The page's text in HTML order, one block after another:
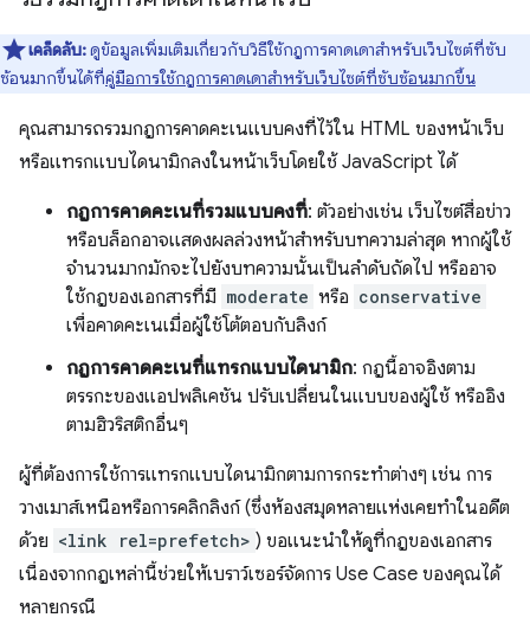
เคล็ดลับ:ดูข้อมูลเพิ่มเติมเกี่ยวกับวิธีใช้กฎการคาดเดาสำหรับเว็บไซต์ที่ซับ
ซ้อนมากขึ้นได้ที่คู่มือการใช้กฎการคาดเดาสำหรับเว็บไซต์ที่ซับซ้อนมากขึ้น
คุณสามารถรวมกฎการคาดคะเนแบบคงที่ไว้ใน HTML ของหน้าเว็บ
หรือแทรกแบบไดนามิกลงในหน้าเว็บโดยใช้ JavaScript ได้
กฎการคาดคะเนที่รวมแบบคงที่: ตัวอย่างเช่น เว็บไซต์สื่อข่าว
หรือบล็อกอาจแสดงผลล่วงหน้าสำหรับบทความล่าสุด หากผู้ใช้
จำนวนมากมักจะไปยังบทความนั้นเป็นลำดับถัดไป หรืออาจ
ใช้กฎของเอกสารที่มี moderate หรือ conservative
เพื่อคาดคะเนเมื่อผู้ใช้โต้ตอบกับลิงก์
กฎการคาดคะเนที่แทรกแบบไดนามิก: กฎนี้อาจอิงตาม
ตรรกะของแอปพลิเคชัน ปรับเปลี่ยนในแบบของผู้ใช้ หรืออิง
ตามฮิวริสติกอื่นๆ
ผู้ที่ต้องการใช้การแทรกแบบไดนามิกตามการกระทำต่างๆ เช่น การ
วางเมาส์เหนือหรือการคลิกลิงก์ (ซึ่งห้องสมุดหลายแห่งเคยทำในอดีต
ด้วย <link rel=prefetch> ) ขอแนะนำให้ดูที่กฎของเอกสาร
เนื่องจากกฎเหล่านี้ช่วยให้เบราว์เซอร์จัดการ Use Case ของคุณได้
หลายกรณี